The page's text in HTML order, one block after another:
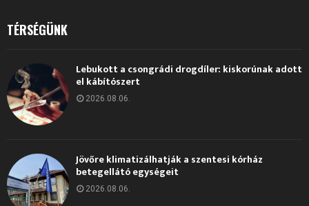
TÉRSÉGÜNK
Lebukott a csongrádi drogdíler: kiskorúnak adott
el kábítószert
2026.08.06.
Jövőre klimatizálhatják a szentesi kórház
betegellátó egységeit
2026.08.06.